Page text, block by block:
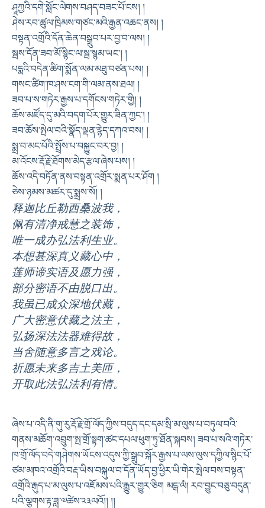
ཤཱཀྱའི་དགེ་སློང་ལེགས་བཤད་བཟང་པོ་ངས། །
ཤེས་རབ་ཚུལ་ཁྲིམས་གཙང་མའི་རྒྱན་འཆང་ནས། །
བསྟན་འགྲོའི་དོན་ཆེན་བསྒྲུབ་པར་བྱ་བ་ལས། །
སྦས་དོན་ཟབ་མོ་སྙིང་ལ་སྦ་སྙམ་ཡང༌། །
པདྨའི་བདེན་ཚིག་སྨོན་ལམ་མཐུ་བཙན་པས། །
གསང་ཚིག་ཁ་ཤས་ངག་གི་ལམ་ནས་ཐལ། །
ཟབ་པ་ས་གཏེར་རྒྱས་པ་དགོངས་གཏེར་གྱི། །
ཆོས་མཛོད་དུ་མའི་བདག་པོར་གྱུར་ཟིན་ཀྱང༌། །
ཟབ་ཆོས་སྤེལ་བའི་སྣོད་ལྡན་རྙེད་དཀའ་བས། །
སྨྲ་བ་མང་པོའི་སྤྲོས་པ་བསྐྱུང་བར་བྱ། །
མ་འོངས་རྡོ་རྗེ་ཐོགས་མེད་རྩལ་ཞེས་པས། །
ཆོས་འདི་བཏོན་ནས་བསྟན་འགྲོར་སྨན་པར་ཤོག །
ཅེས་ཉམས་མཚར་དུ་སྨྲས་སོ། །
释迦比丘勒西桑波我，
佩有清净戒慧之装饰，
唯一成办弘法利生业。
本想甚深真义藏心中，
莲师谛实语及愿力强，
部分密语不由脱口出。
我虽已成众深地伏藏，
广大密意伏藏之法主，
弘扬深法法器难得故，
当舍随意多言之戏论。
祈愿未来多吉土美匝，
开取此法弘法利有情。
ཞེས་པ་འདི་ནི་གུ་རུ་རྡོ་རྗེ་གྲོ་ལོད་ཀྱིས་བདུད་དང་དམ་སྲི་མ་ལུས་པ་བཏུལ་བའི་
གནས་མཆོག་འབྲུག་སྤ་གྲོ་སྟག་ཚང་དཔལ་ཕུག་ཏུ་ཐོན་སྐབས། ཟབ་པ་སའི་གཏེར་
ཁ་གྲོ་ལོད་བདེ་གཤེགས་ཡོངས་འདུས་ཀྱི་སྒྲུབ་སྐོར་རྒྱས་པ་ལས་ལུས་དཀྱིལ་སྙིང་པོ་
ཙམ་མཁའ་འགྲོའི་བརྡ་ཡིས་བསྐུལ་བ་དོན་ཡོད་བྱ་ཕྱིར་ཡི་གེར་སྤེལ་བས་བསྟན་
འགྲོའི་རྒུད་པ་མ་ལུས་པ་འཇོམས་པའི་རྒྱུར་གྱུར་ཅིག མངྒ་ལཾ། རབ་བྱུང་བཅུ་བདུན་
པའི་ལྕགས་རྟ་ཟླ་༧ཚེས་༢༣ལའོ།། །།